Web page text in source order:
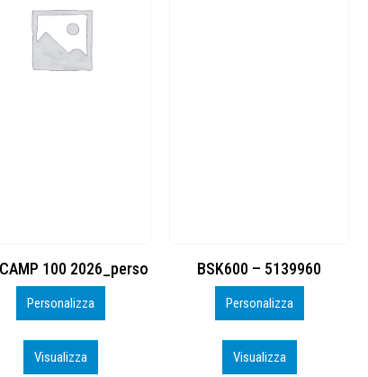
BSK600 – 5139960
Personalizza
Visualizza
DTF
Personalizza
Visualizza